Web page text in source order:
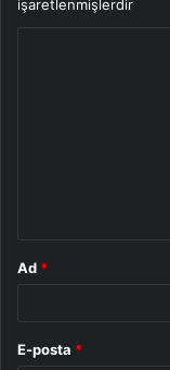
işaretlenmişlerdir
Ad *
E-posta *